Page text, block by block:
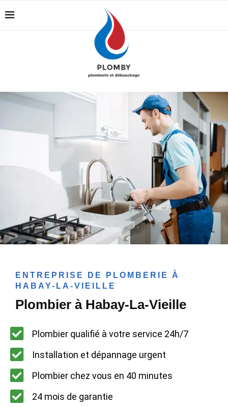
ENTREPRISE DE PLOMBERIE À
HABAY-LA-VIEILLE
Plombier à Habay-La-Vieille
Plombier qualifié à votre service 24h/7
Installation et dépannage urgent
Plombier chez vous en 40 minutes
24 mois de garantie